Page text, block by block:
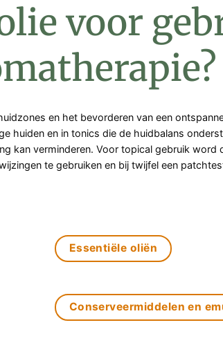
voor
en het bevorderen van een
huiden en in tonics die de huidbalans
kan verminderen. Voor topical gebruik
te gebruiken en bij twijfel een
Essentiële oliën
Conserveermiddelen en